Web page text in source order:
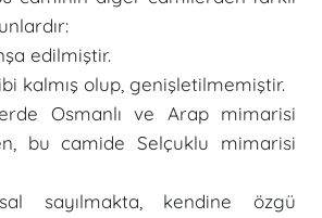
edilmiştir.
kalmış olup, genişletilmemiştir.
Osmanlı ve Arap mimarisi
bu camide Selçuklu mimarisi
sayılmakta, kendine özgü